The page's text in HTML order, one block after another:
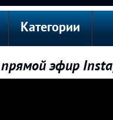
Категории
эфир